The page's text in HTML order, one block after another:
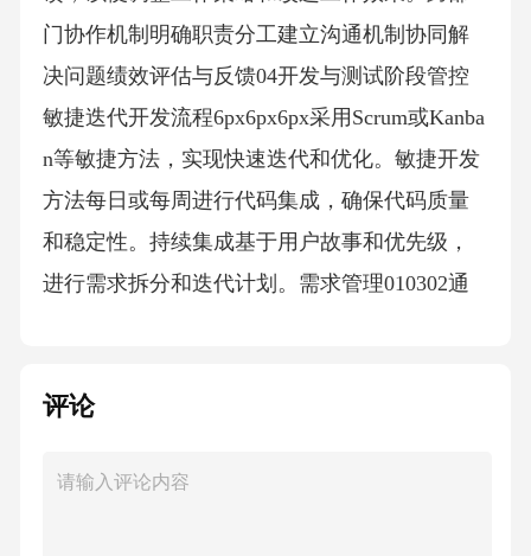
门协作机制明确职责分工建立沟通机制协同解
决问题绩效评估与反馈04开发与测试阶段管控
敏捷迭代开发流程6px6px6px采用Scrum或Kanba
n等敏捷方法，实现快速迭代和优化。敏捷开发
方法每日或每周进行代码集成，确保代码质量
和稳定性。持续集成基于用户故事和优先级，
进行需求拆分和迭代计划。需求管理010302通
验证系统稳定性。性能测试检查系统的安全漏
304覆盖所有功能模块和场景，确保功能正常。
评论